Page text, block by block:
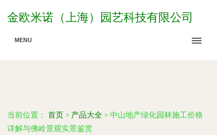
金欧米诺（上海）园艺科技有限公司
MENU
当前位置： 首页 > 产品大全 > 中山地产绿化园林施工价格
详解与佛岭景观实景鉴赏